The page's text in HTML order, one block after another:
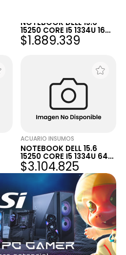
NOTEBOOK DELL 15.6
15250 CORE I5 1334U 16GB
DDR5 1TB SSD NEGRO
$1.889.339
ACUARIO INSUMOS
NOTEBOOK DELL 15.6
15250 CORE I5 1334U 64G
DDR5 2TB SSD NVME
NEGRO
$3.104.825